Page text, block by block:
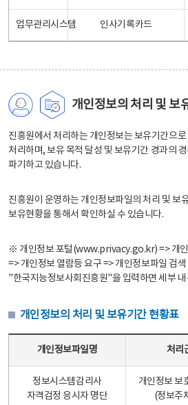
업무관리시스템 인사기록카드
개인정보의 처리 및 보
진흥원에서 처리하는 개인정보는 보유기간으
처리하며, 보유 목적 달성 및 보유기간 경과의
파기하고 있습니다.
진흥원이 운영하는 개인정보파일의 처리 및 보
보유현황을 통해서 확인하실 수 있습니다.
※ 개인정보 포털(www.privacy.go.kr) => 개인
=> 개인정보 열람등 요구 => 개인정보파일 검색
"한국지능정보사회진흥원"을 입력하면 세부 내
개인정보의 처리 및 보유기간 현황표
개인정보파일명 처리
정보시스템감리사
자격검정 응시자 명단
개인정보 보
(정보주